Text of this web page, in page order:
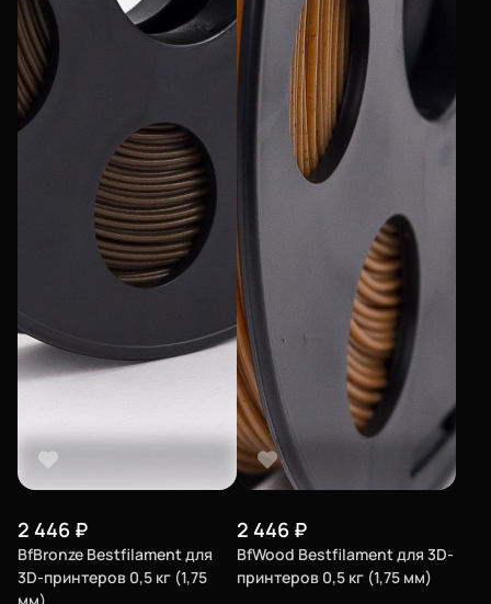
2 446 ₽
BfBronze Bestfilament для
3D-принтеров 0,5 кг (1,75
2 446 ₽
BfWood Bestfilament для 3D-
принтеров 0,5 кг (1,75 мм)